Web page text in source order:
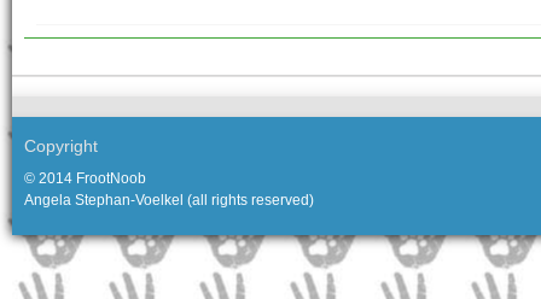
Copyright
© 2014 FrootNoob
Angela Stephan-Voelkel (all rights reserved)